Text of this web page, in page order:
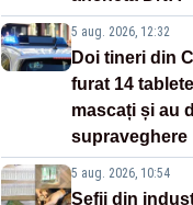
5 aug. 2026, 12:32
Doi tineri din
furat 14
mascați și au
supraveghere
5 aug. 2026, 10:54
Șefii din